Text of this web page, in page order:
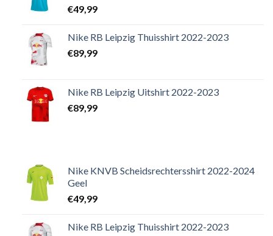
€49,99
Nike RB Leipzig Thuisshirt 2022-2023
€89,99
Nike RB Leipzig Uitshirt 2022-2023
€89,99
Nike KNVB Scheidsrechtersshirt 2022-2024
Geel
€49,99
Nike RB Leipzig Thuisshirt 2022-2023